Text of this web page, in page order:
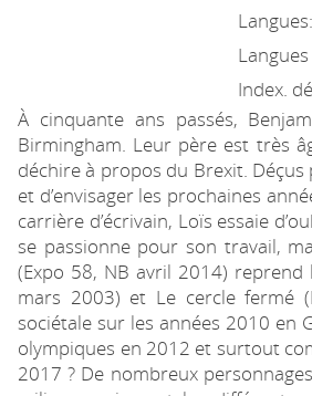
Langues:
Index.
À cinquante ans passés,
Birmingham. Leur père est très
déchire à propos du Brexit.
et d’envisager les prochaines
carrière d’écrivain, Loïs essaie
se passionne pour son travail,
(Expo 58, NB avril 2014) reprend
mars 2003) et Le cercle fermé
sociétale sur les années 2010 en
olympiques en 2012 et surtout
2017 ? De nombreux